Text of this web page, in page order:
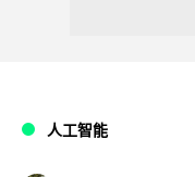
人工智能